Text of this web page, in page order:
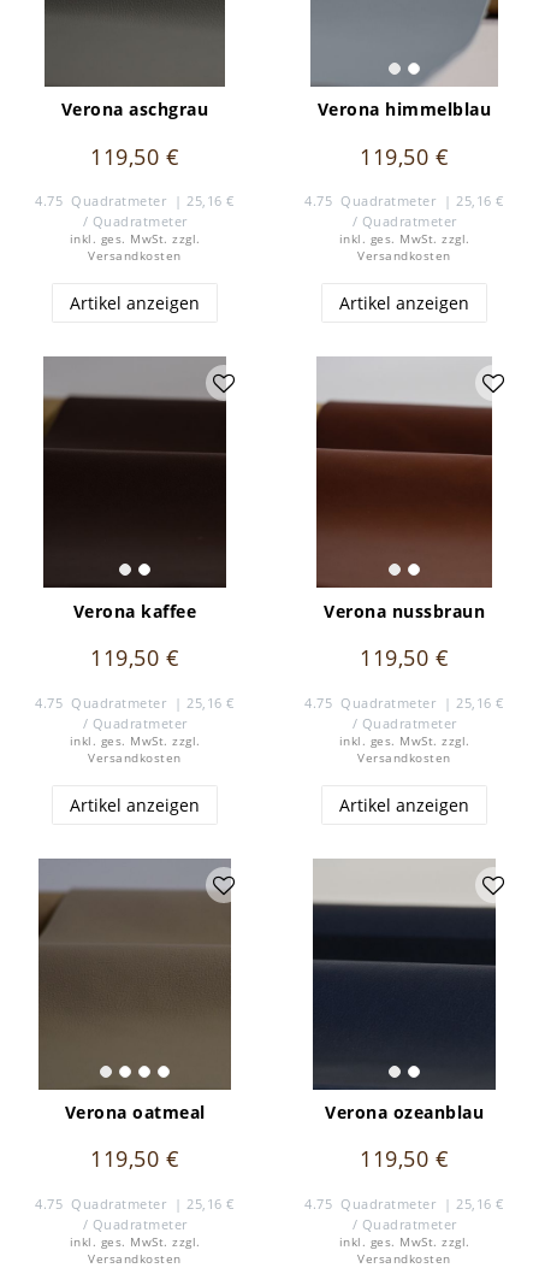
Verona aschgrau
119,50 €
4.75 Quadratmeter | 25,16 €
/ Quadratmeter
inkl. ges. MwSt. zzgl.
Versandkosten
Artikel anzeigen
Verona himmelblau
119,50 €
4.75 Quadratmeter | 25,16 €
/ Quadratmeter
inkl. ges. MwSt. zzgl.
Versandkosten
Artikel anzeigen
Verona kaffee
119,50 €
4.75 Quadratmeter | 25,16 €
/ Quadratmeter
inkl. ges. MwSt. zzgl.
Versandkosten
Artikel anzeigen
Verona nussbraun
119,50 €
4.75 Quadratmeter | 25,16 €
/ Quadratmeter
inkl. ges. MwSt. zzgl.
Versandkosten
Artikel anzeigen
Verona oatmeal
119,50 €
4.75 Quadratmeter | 25,16 €
/ Quadratmeter
inkl. ges. MwSt. zzgl.
Versandkosten
Verona ozeanblau
119,50 €
4.75 Quadratmeter | 25,16 €
/ Quadratmeter
inkl. ges. MwSt. zzgl.
Versandkosten